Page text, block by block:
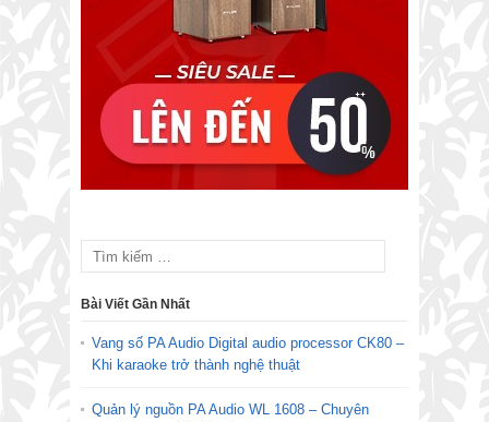
Bài Viết Gần Nhất
Vang số PA Audio Digital audio processor CK80 –
Khi karaoke trở thành nghệ thuật
Quản lý nguồn PA Audio WL 1608 – Chuyên